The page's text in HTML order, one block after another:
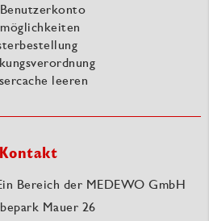
leeren
Kontakt
Bereich der MEDEWO GmbH
Mauer 26